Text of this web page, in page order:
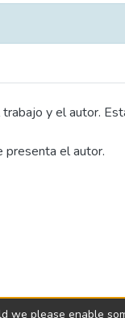
y el autor.
presenta el autor.
we please enable